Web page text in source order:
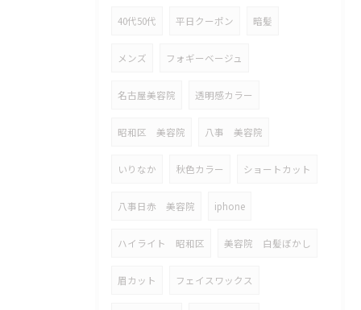
40代50代 平日クーポン 暗髪
メンズ フォギーベージュ
名古屋美容院 透明感カラー
昭和区 美容院 八事 美容院
いりなか 秋色カラー ショートカット
八事日赤 美容院 iphone
ハイライト 昭和区 美容院 白髪ぼかし
眉カット フェイスワックス